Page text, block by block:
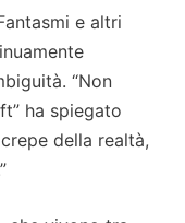
e altri
“Non
ha spiegato
della realtà,